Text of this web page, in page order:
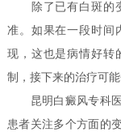
除了已有白斑的变
准。如果在一段时间
现，这也是病情好转
制，接下来的治疗可
昆明白癜风专科医
患者关注多个方面的